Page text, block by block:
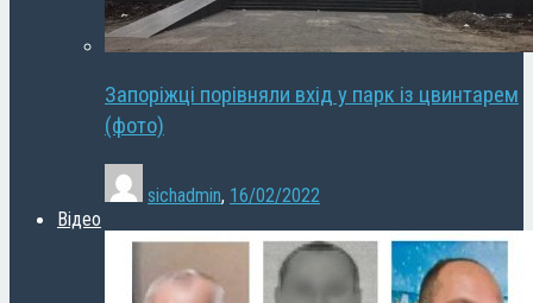
Запоріжці порівняли вхід у парк із цвинтарем
(фото)
sichadmin, 16/02/2022
Відео